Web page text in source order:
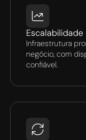
Escalabilidade
Infraestrutura
negócio, com
confiável.